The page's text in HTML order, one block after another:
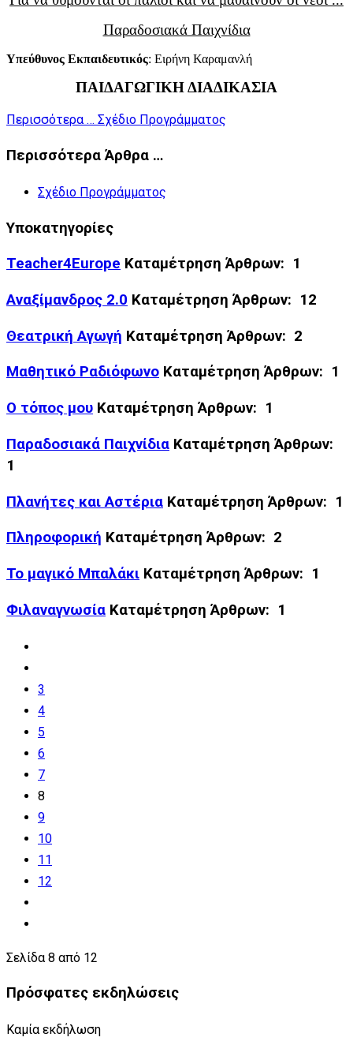
Παραδοσιακά Παιχνίδια
Υπεύθυνος Εκπαιδευτικός: Ειρήνη Καραμανλή
ΠΑΙΔΑΓΩΓΙΚΗ ΔΙΑΔΙΚΑΣΙΑ
Περισσότερα … Σχέδιο Προγράμματος
Περισσότερα Άρθρα …
Σχέδιο Προγράμματος
Υποκατηγορίες
Teacher4Europe Καταμέτρηση Άρθρων: 1
Αναξίμανδρος 2.0 Καταμέτρηση Άρθρων: 12
Θεατρική Αγωγή Καταμέτρηση Άρθρων: 2
Μαθητικό Ραδιόφωνο Καταμέτρηση Άρθρων: 1
Ο τόπος μου Καταμέτρηση Άρθρων: 1
Παραδοσιακά Παιχνίδια Καταμέτρηση Άρθρων:
1
Πλανήτες και Αστέρια Καταμέτρηση Άρθρων: 1
Πληροφορική Καταμέτρηση Άρθρων: 2
Το μαγικό Μπαλάκι Καταμέτρηση Άρθρων: 1
Φιλαναγνωσία Καταμέτρηση Άρθρων: 1
3
4
5
6
7
8
9
10
11
12
Σελίδα 8 από 12
Πρόσφατες εκδηλώσεις
Καμία εκδήλωση